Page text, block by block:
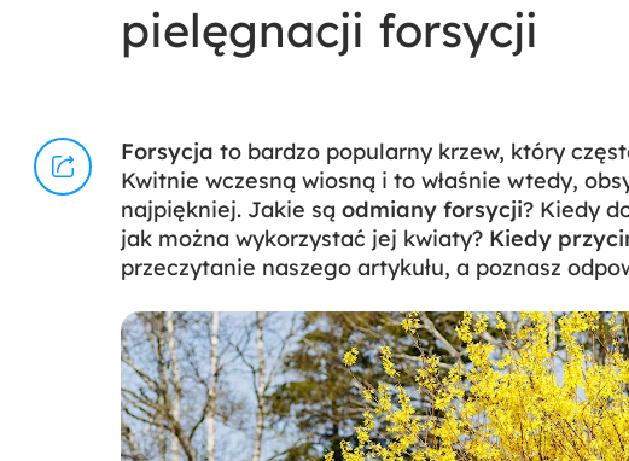
pielęgnacji forsycji
Forsycja to bardzo popularny krzew, który
Kwitnie wczesną wiosną i to właśnie wtedy,
najpiękniej. Jakie są odmiany forsycji? Kiedy
jak można wykorzystać jej kwiaty? Kiedy
przeczytanie naszego artykułu, a poznasz